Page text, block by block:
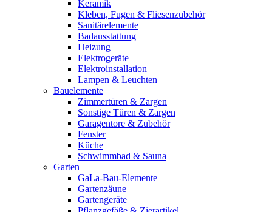
Keramik
Kleben, Fugen & Fliesenzubehör
Sanitärelemente
Badausstattung
Heizung
Elektrogeräte
Elektroinstallation
Lampen & Leuchten
Bauelemente
Zimmertüren & Zargen
Sonstige Türen & Zargen
Garagentore & Zubehör
Fenster
Küche
Schwimmbad & Sauna
Garten
GaLa-Bau-Elemente
Gartenzäune
Gartengeräte